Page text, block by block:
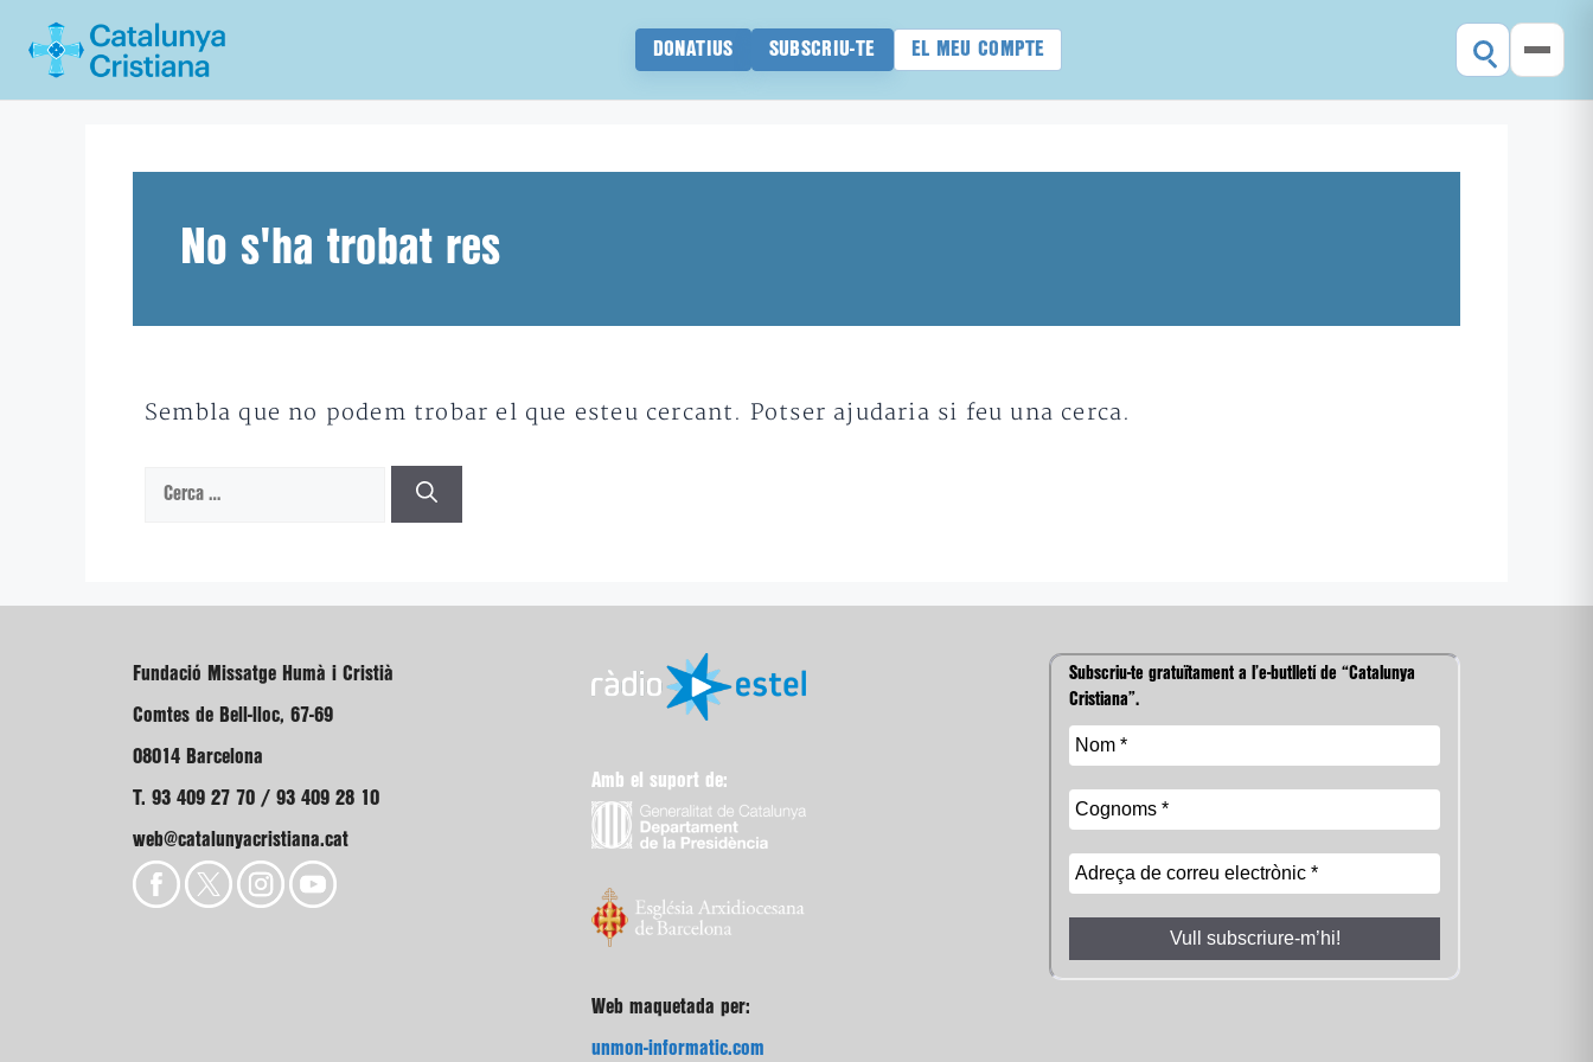
DONATIUS SUBSCRIU-TE EL MEU COMPTE
No s'ha trobat res
Sembla que no podem trobar el que esteu cercant. Potser ajudaria si feu una cerca.
Cerca:
Fundació Missatge Humà i Cristià
Comtes de Bell-lloc, 67-69
08014 Barcelona
T. 93 409 27 70 / 93 409 28 10
web@catalunyacristiana.cat
Amb el suport de:
Web maquetada per:
unmon-informatic.com
Subscriu-te gratuïtament a l’e-butlletí de “Catalunya
Cristiana”.